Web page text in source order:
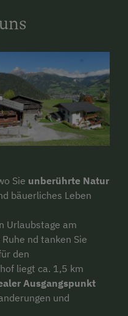
Sie unberührte Natur
bäuerliches Leben
Urlaubstage am
nd tanken Sie
den
liegt ca. 1,5 km
Ausgangspunkt
und